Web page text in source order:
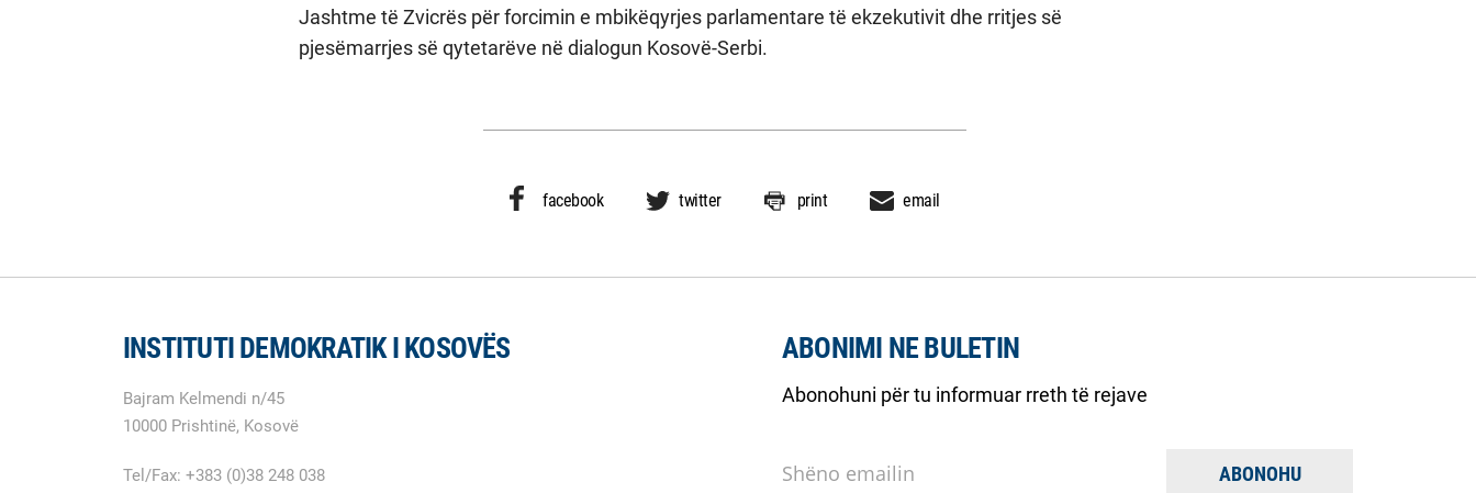
Jashtme të Zvicrës për forcimin e mbikëqyrjes parlamentare të ekzekutivit dhe rritjes së
pjesëmarrjes së qytetarëve në dialogun Kosovë-Serbi.
facebook twitter print email
ABONIMI NE BULETIN
Abonohuni për tu informuar rreth të rejave
Shëno emailin
INSTITUTI DEMOKRATIK I KOSOVËS
Bajram Kelmendi n/45
10000 Prishtinë, Kosovë
Tel/Fax: +383 (0)38 248 038